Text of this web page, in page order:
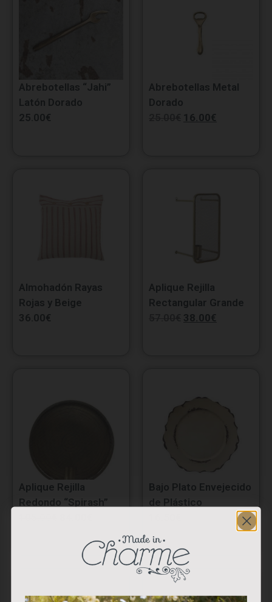
Abrebotellas “Jahi”
Latón Dorado
25.00€
Abrebotellas Metal
Dorado
16.00€
Almohadón Rayas
Rojas y Beige
36.00€
Aplique Rejilla
Rectangular Grande
38.00€
Aplique Rejilla
Redondo “Spirash”
Bajo Plato Envejecido
de Plástico